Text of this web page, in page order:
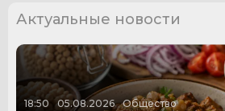
Актуальные новости
18:50 05.08.2026 Общество